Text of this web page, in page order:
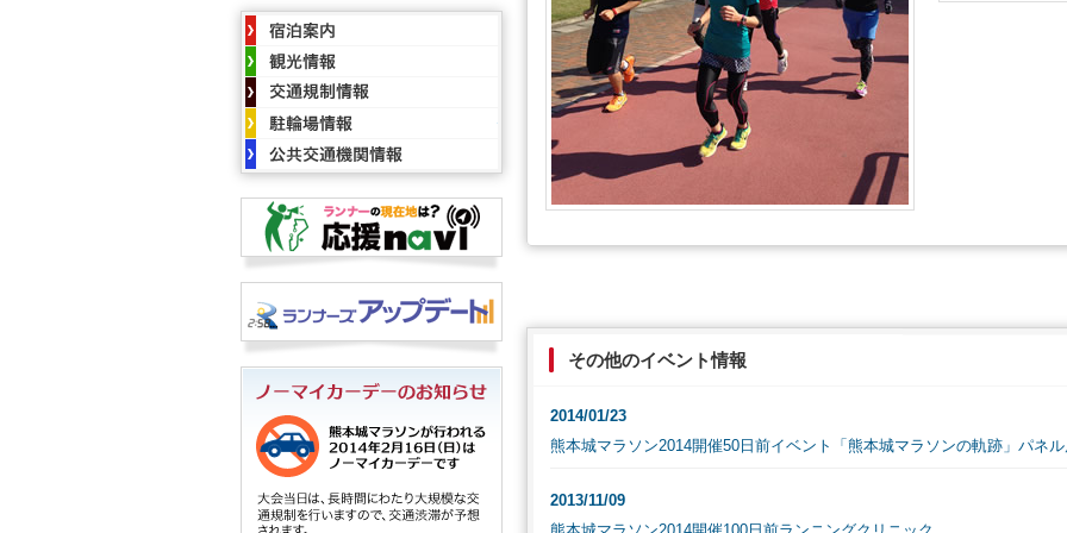
宿泊案内
観光情報
交通規制情報
駐輪場情報
公共交通機関情報
その他のイベント情報
2014/01/23
熊本城マラソン2014開催50日前イベント「熊本城マラソンの軌跡」パネ
2013/11/09